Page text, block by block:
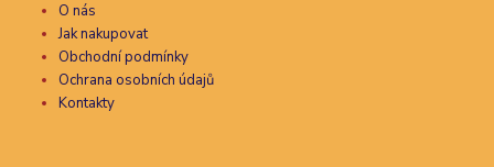
O nás
Jak nakupovat
Obchodní podmínky
Ochrana osobních údajů
Kontakty